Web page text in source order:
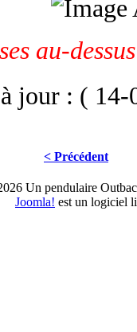
au-
jour : ( 14-
< Précédent
Un pendulaire
Joomla! est un logiciel